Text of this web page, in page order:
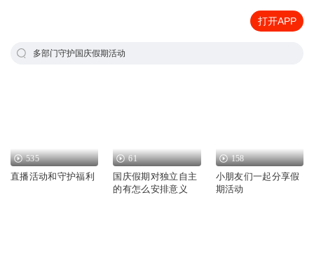
打开APP
多部门守护国庆假期活动
535
直播活动和守护福利
61
国庆假期对独立自主
的有怎么安排意义
158
小朋友们一起分享假
期活动